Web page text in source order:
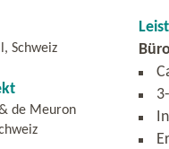
Schweiz
de Meuron